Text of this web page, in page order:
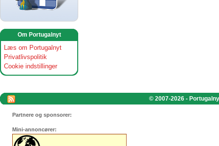
Om Portugalnyt
Læs om Portugalnyt
Privatlivspolitik
Cookie indstillinger
© 2007-2026 -
Partnere og sponsorer:
Mini-annoncører: